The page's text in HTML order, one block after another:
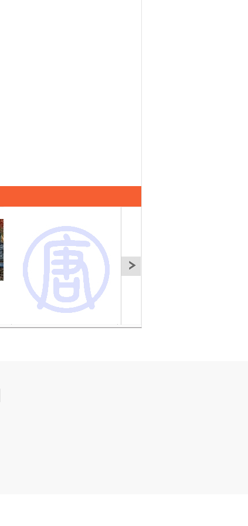
【今日點擊】郭泉終判
十年剝權三年